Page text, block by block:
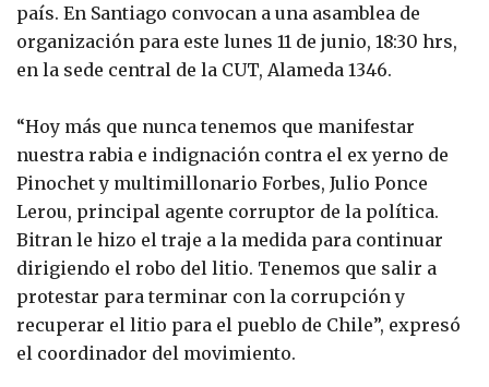
país. En Santiago convocan a una asamblea de
organización para este lunes 11 de junio, 18:30 hrs,
en la sede central de la CUT, Alameda 1346.
“Hoy más que nunca tenemos que manifestar
nuestra rabia e indignación contra el ex yerno de
Pinochet y multimillonario Forbes, Julio Ponce
Lerou, principal agente corruptor de la política.
Bitran le hizo el traje a la medida para continuar
dirigiendo el robo del litio. Tenemos que salir a
protestar para terminar con la corrupción y
recuperar el litio para el pueblo de Chile”, expresó
el coordinador del movimiento.